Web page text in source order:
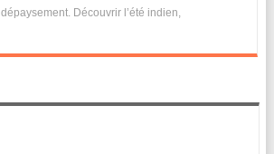
dépaysement. Découvrir l’été indien,